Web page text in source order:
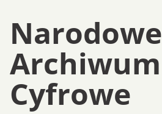
Narodowe
Archiwum
Cyfrowe